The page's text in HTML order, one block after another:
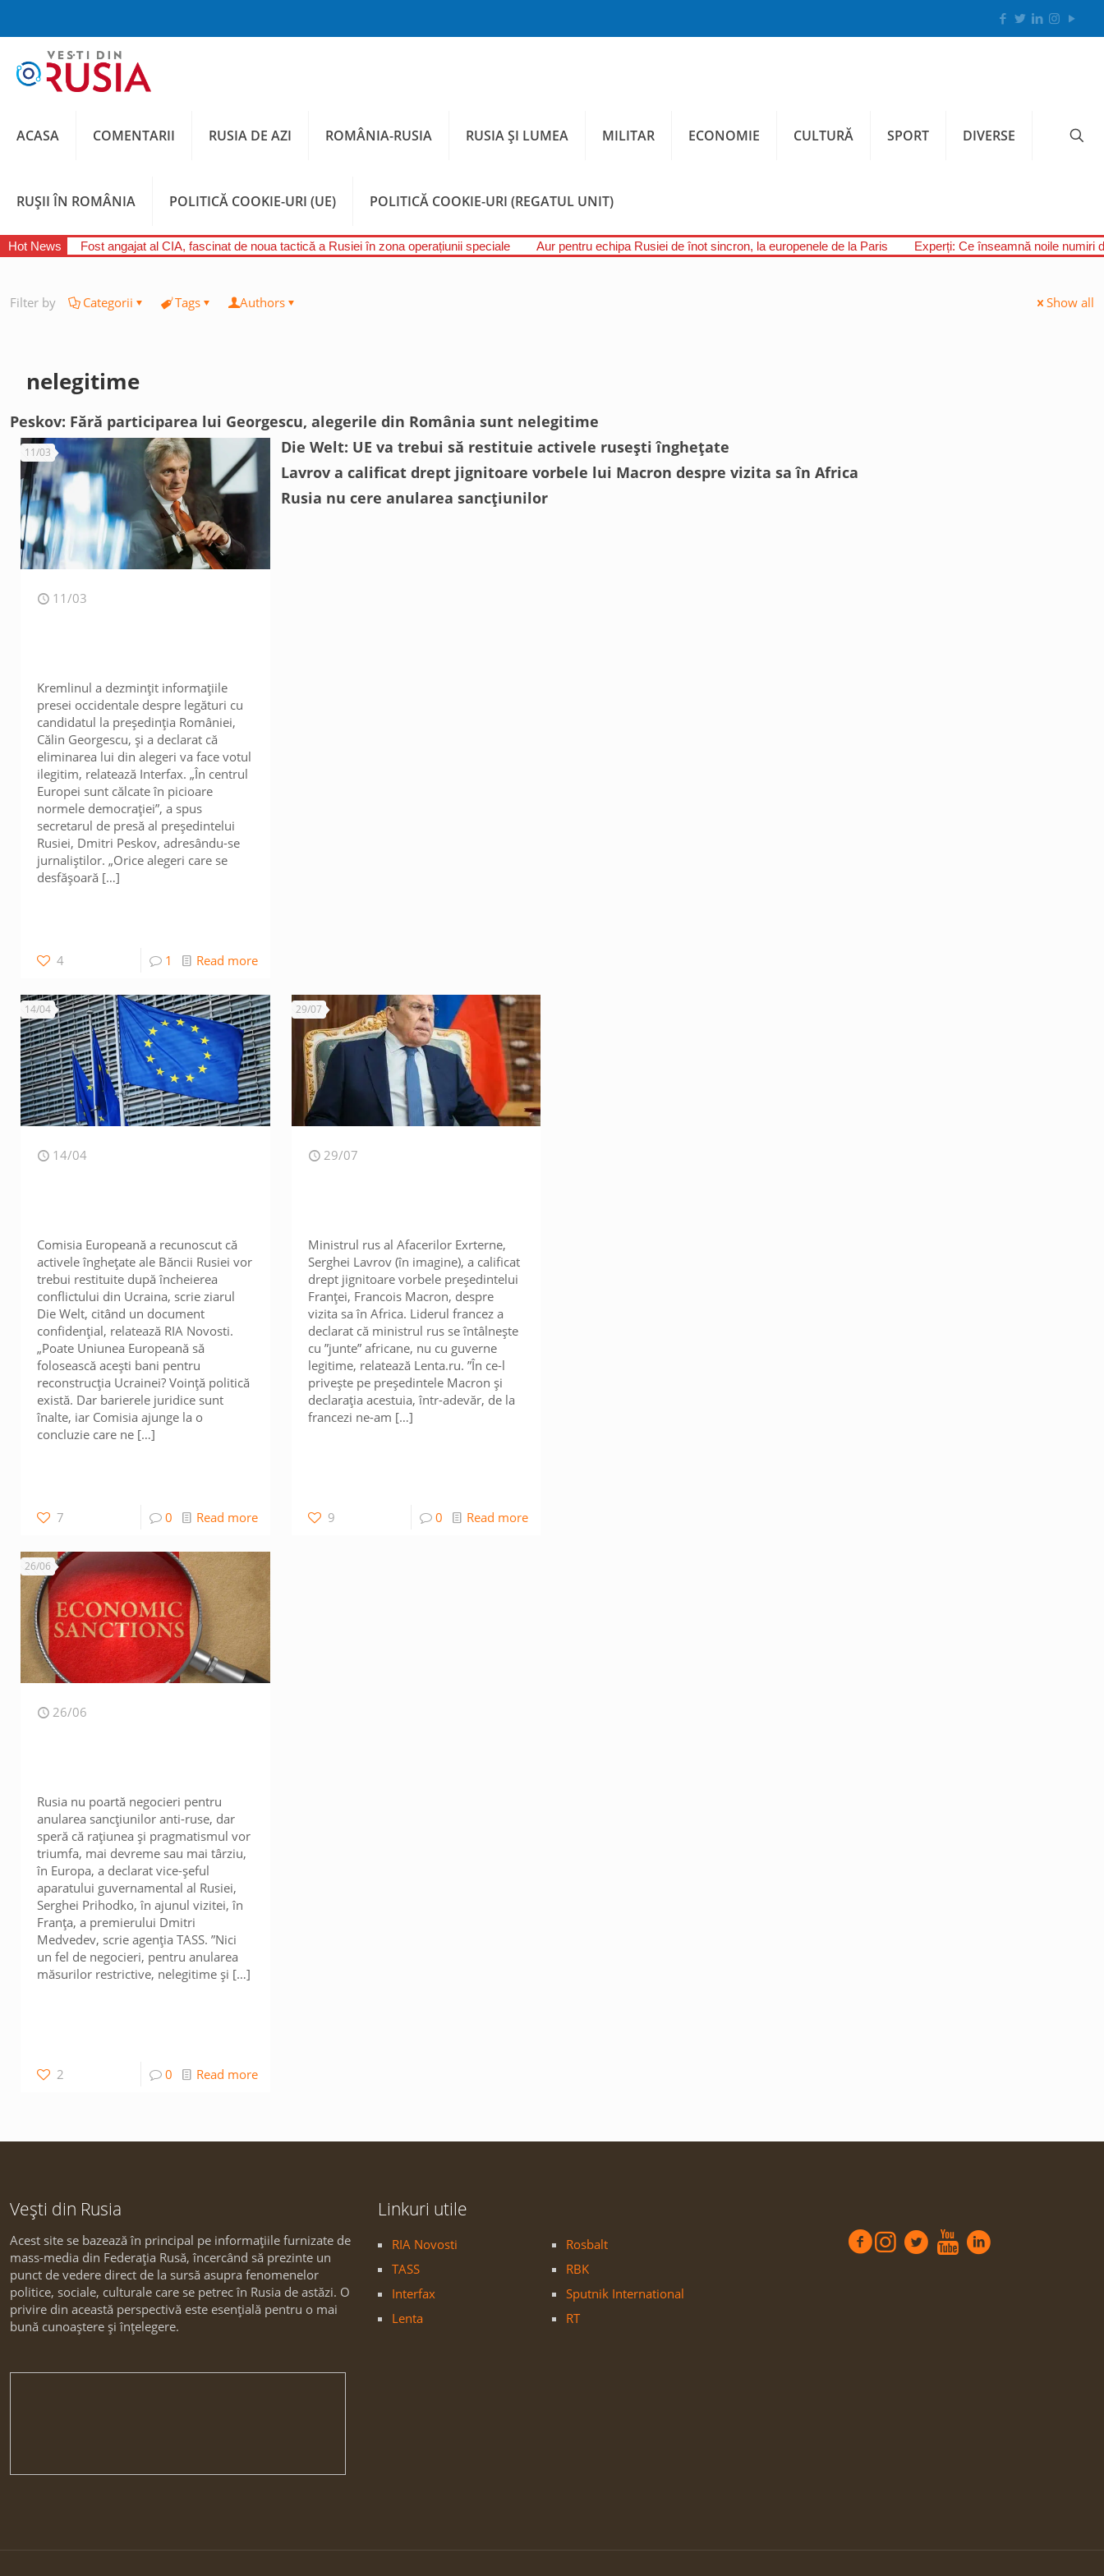
ACASA COMENTARII RUSIA DE AZI ROMÂNIA-RUSIA RUSIA ȘI LUMEA MILITAR ECONOMIE CULTURĂ SPORT DIVERSE
RUȘII ÎN ROMÂNIA POLITICĂ COOKIE-URI (UE) POLITICĂ COOKIE-URI (REGATUL UNIT)
Hot News Fost angajat al CIA, fascinat de noua tactică a Rusiei în zona operațiunii speciale Aur pentru echipa Rusiei de înot sincron, la europenele de la Paris Experți: Ce înseamnă noile numiri
Filter by Categorii Tags Authors Show all
nelegitime
Peskov: Fără participarea lui Georgescu, alegerile din România sunt nelegitime
11/03
11/03
Kremlinul a dezmințit informațiile
presei occidentale despre legături cu
candidatul la președinția României,
Călin Georgescu, și a declarat că
eliminarea lui din alegeri va face votul
ilegitim, relatează Interfax. „În centrul
Europei sunt călcate în picioare
normele democrației”, a spus
secretarul de presă al președintelui
Rusiei, Dmitri Peskov, adresându-se
jurnaliștilor. „Orice alegeri care se
desfășoară […]
4 1 Read more
Die Welt: UE va trebui să restituie activele rusești înghețate
14/04
14/04
Comisia Europeană a recunoscut că
activele înghețate ale Băncii Rusiei vor
trebui restituite după încheierea
conflictului din Ucraina, scrie ziarul
Die Welt, citând un document
confidențial, relatează RIA Novosti.
„Poate Uniunea Europeană să
folosească acești bani pentru
reconstrucția Ucrainei? Voință politică
există. Dar barierele juridice sunt
înalte, iar Comisia ajunge la o
concluzie care ne […]
7 0 Read more
Lavrov a calificat drept jignitoare vorbele lui Macron despre vizita sa în Africa
29/07
29/07
Ministrul rus al Afacerilor Exrterne,
Serghei Lavrov (în imagine), a calificat
drept jignitoare vorbele președintelui
Franței, Francois Macron, despre
vizita sa în Africa. Liderul francez a
declarat că ministrul rus se întâlnește
cu ”junte” africane, nu cu guverne
legitime, relatează Lenta.ru. ”În ce-l
privește pe președintele Macron și
declarația acestuia, într-adevăr, de la
francezi ne-am […]
9 0 Read more
Rusia nu cere anularea sancțiunilor
26/06
26/06
Rusia nu poartă negocieri pentru
anularea sancțiunilor anti-ruse, dar
speră că rațiunea și pragmatismul vor
triumfa, mai devreme sau mai târziu,
în Europa, a declarat vice-șeful
aparatului guvernamental al Rusiei,
Serghei Prihodko, în ajunul vizitei, în
Franța, a premierului Dmitri
Medvedev, scrie agenția TASS. ”Nici
un fel de negocieri, pentru anularea
măsurilor restrictive, nelegitime și […]
2 0 Read more
Vești din Rusia
Acest site se bazează în principal pe informațiile furnizate de
mass-media din Federația Rusă, încercând să prezinte un
punct de vedere direct de la sursă asupra fenomenelor
politice, sociale, culturale care se petrec în Rusia de astăzi. O
privire din această perspectivă este esențială pentru o mai
bună cunoaștere și înțelegere.
Linkuri utile
RIA Novosti
TASS
Interfax
Lenta
Rosbalt
RBK
Sputnik International
RT